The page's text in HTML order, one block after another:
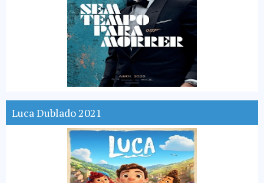
Luca Dublado 2021